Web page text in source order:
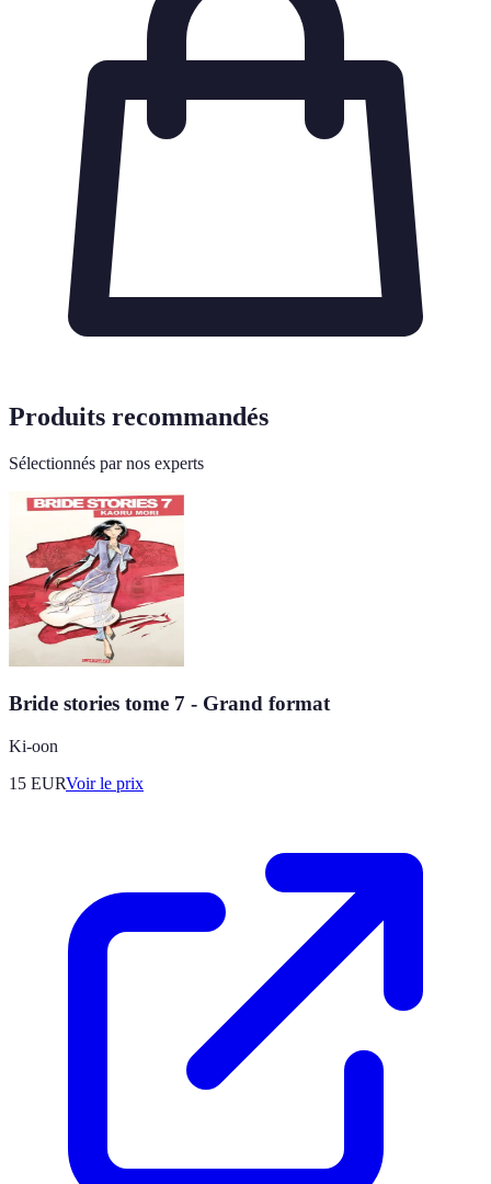
Produits recommandés
Sélectionnés par nos experts
Bride stories tome 7 - Grand format
Ki-oon
15 EURVoir le prix